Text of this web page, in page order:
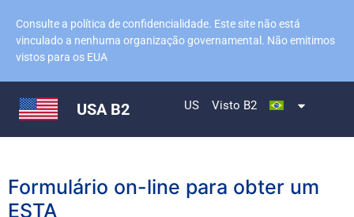
Consulte a política de confidencialidade. Este site não está
vinculado a nenhuma organização governamental. Não emitimos
vistos para os EUA
USA B2 US Visto B2
Formulário on-line para obter um
ESTA